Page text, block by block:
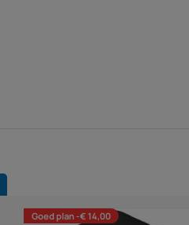
Goed plan -€ 14,00